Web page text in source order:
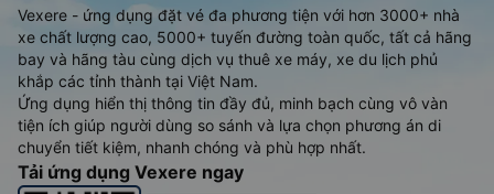
Vexere - ứng dụng đặt vé đa phương tiện với hơn 3000+ nhà
xe chất lượng cao, 5000+ tuyến đường toàn quốc, tất cả hãng
bay và hãng tàu cùng dịch vụ thuê xe máy, xe du lịch phủ
khắp các tỉnh thành tại Việt Nam.
Ứng dụng hiển thị thông tin đầy đủ, minh bạch cùng vô vàn
tiện ích giúp người dùng so sánh và lựa chọn phương án di
chuyển tiết kiệm, nhanh chóng và phù hợp nhất.
Tải ứng dụng Vexere ngay